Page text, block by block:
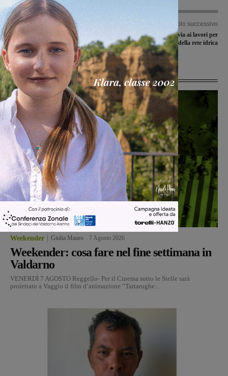
Articolo precedente
Spuntano i primi funghi, già in
funzione gli sportelli micologici
Articolo successivo
Matassino: da lunedì via ai lavori per
la sostituzione della rete idrica
Ultime Notizie
Weekender Giulia Mauro 7 Agosto 2026
Weekender: cosa fare nel fine settimana in
Valdarno
VENERDÌ 7 AGOSTO Reggello- Per il Cinema sotto le Stelle sarà
proiettato a Vaggio il film d’animazione “Tartarughe...